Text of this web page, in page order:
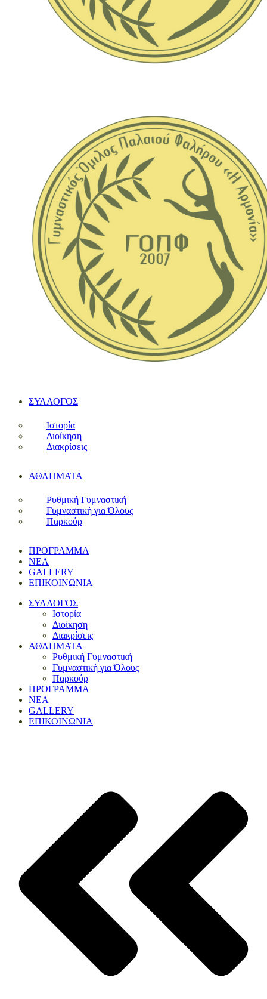
ΣΥΛΛΟΓΟΣ
Ιστορία
Διοίκηση
Διακρίσεις
ΑΘΛΗΜΑΤΑ
Ρυθμική Γυμναστική
Γυμναστική για Όλους
Παρκούρ
ΠΡΟΓΡΑΜΜΑ
ΝΕΑ
GALLERY
ΕΠΙΚΟΙΝΩΝΙΑ
ΣΥΛΛΟΓΟΣ
Ιστορία
Διοίκηση
Διακρίσεις
ΑΘΛΗΜΑΤΑ
Ρυθμική Γυμναστική
Γυμναστική για Όλους
Παρκούρ
ΠΡΟΓΡΑΜΜΑ
ΝΕΑ
GALLERY
ΕΠΙΚΟΙΝΩΝΙΑ